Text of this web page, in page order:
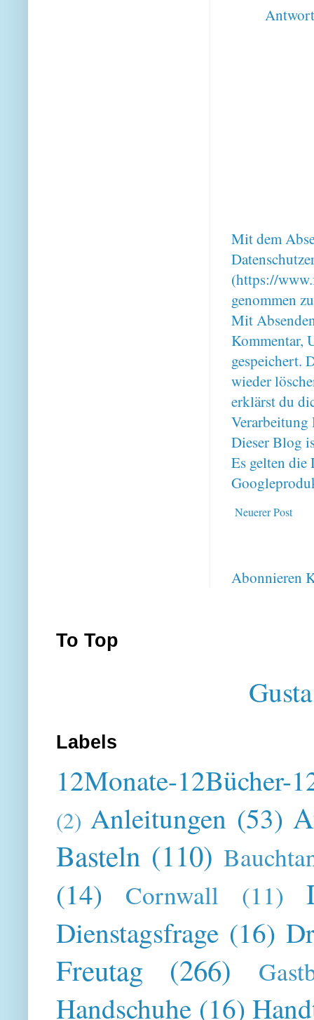
Mit dem
(https://
genommen
Mit
Kommentar,
gespeichert.
wieder
erklärst du
Verarbeitung
Dieser Blog
Es gelten
Neuerer Post
Abonnieren
To Top
Labels
12Monate-12Bücher-
(2) Anleitungen (53)
Basteln (110)
(14) Cornwall (11)
Dienstagsfrage (16)
Freutag (266)
Handschuhe (16)